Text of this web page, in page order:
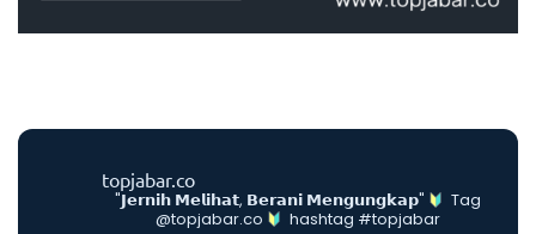
topjabar.co
"𝗝𝗲𝗿𝗻𝗶𝗵 𝗠𝗲𝗹𝗶𝗵𝗮𝘁, 𝗕𝗲𝗿𝗮𝗻𝗶 𝗠𝗲𝗻𝗴𝘂𝗻𝗴𝗸𝗮𝗽"
Tag
@topjabar.co
hashtag #topjabar